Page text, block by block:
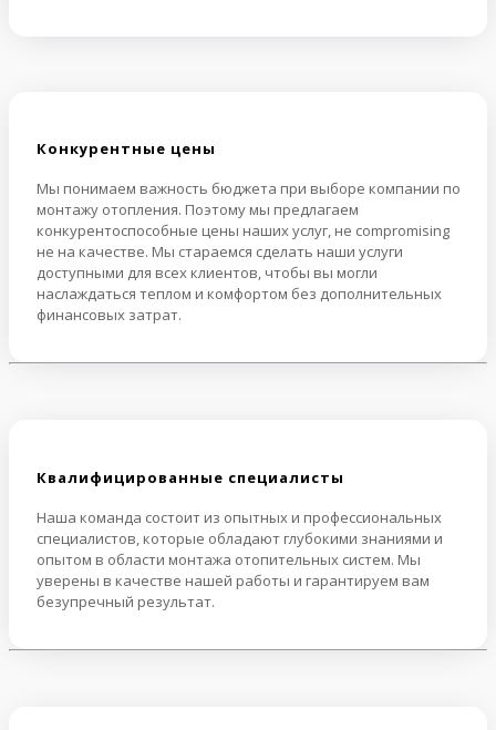
Конкурентные цены
Мы понимаем важность бюджета при выборе компании по
монтажу отопления. Поэтому мы предлагаем
конкурентоспособные цены наших услуг, не compromising
не на качестве. Мы стараемся сделать наши услуги
доступными для всех клиентов, чтобы вы могли
наслаждаться теплом и комфортом без дополнительных
финансовых затрат.
Квалифицированные специалисты
Наша команда состоит из опытных и профессиональных
специалистов, которые обладают глубокими знаниями и
опытом в области монтажа отопительных систем. Мы
уверены в качестве нашей работы и гарантируем вам
безупречный результат.